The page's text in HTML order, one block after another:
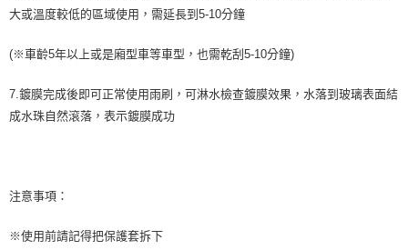
大或溫度較低的區域使用，需延長到5-10分鐘
(※車齡5年以上或是廂型車等車型，也需乾刮5-10分鐘)
7.鍍膜完成後即可正常使用雨刷，可淋水檢查鍍膜效果，水落到玻璃表面結
成水珠自然滾落，表示鍍膜成功
注意事項：
※使用前請記得把保護套拆下